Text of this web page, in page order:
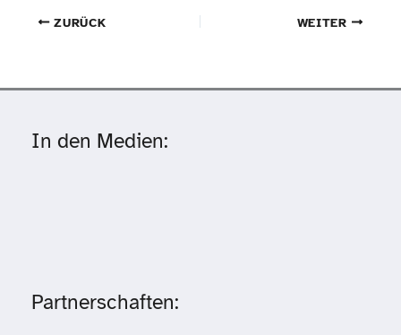
ZURÜCK WEITER
In den Medien:
Partnerschaften: